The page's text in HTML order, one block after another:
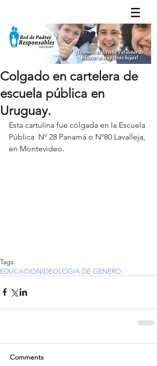
Colgado en cartelera de
escuela pública en
Uruguay.
Esta cartulina fue colgada en la Escuela
Pública  Nº 28 Panamá o Nº80 Lavalleja,
en Montevideo.
Tags:
EDUCACIONIDEOLOGIA DE GENERO
Comments